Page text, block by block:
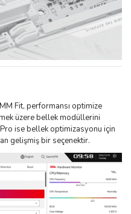
Fit, performansı optimize
üzere bellek modüllerini
ise bellek optimizasyonu için
gelişmiş bir seçenektir.